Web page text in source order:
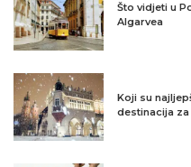
Što vidjeti u
Algarvea
Koji su
destinacija